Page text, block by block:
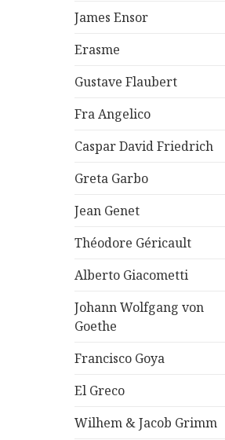
James Ensor
Erasme
Gustave Flaubert
Fra Angelico
Caspar David Friedrich
Greta Garbo
Jean Genet
Théodore Géricault
Alberto Giacometti
Johann Wolfgang von
Goethe
Francisco Goya
El Greco
Wilhem & Jacob Grimm